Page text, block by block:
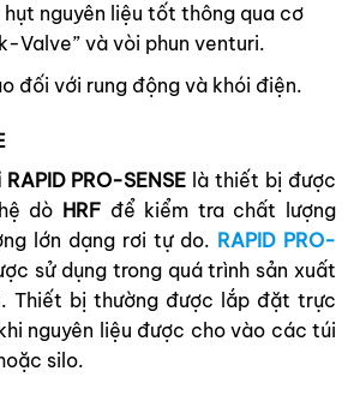
hụt nguyên liệu tốt thông qua cơ
Valve” và vòi phun venturi.
đối với rung động và khói điện.
PRO-SENSE là thiết bị được
dò HRF để kiểm tra chất lượng
lớn dạng rơi tự do. RAPID PRO-
sử dụng trong quá trình sản xuất
Thiết bị thường được lắp đặt trực
nguyên liệu được cho vào các túi
silo.